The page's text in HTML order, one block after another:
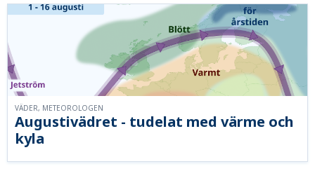
Augustivädret - tudelat med värme och
kyla
VÄDER, METEOROLOGEN